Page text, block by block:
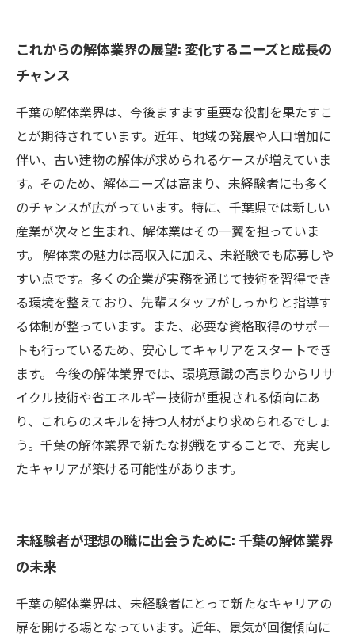
これからの解体業界の展望: 変化するニーズと成長の
チャンス
千葉の解体業界は、今後ますます重要な役割を果たすこ
とが期待されています。近年、地域の発展や人口増加に
伴い、古い建物の解体が求められるケースが増えていま
す。そのため、解体ニーズは高まり、未経験者にも多く
のチャンスが広がっています。特に、千葉県では新しい
産業が次々と生まれ、解体業はその一翼を担っていま
す。 解体業の魅力は高収入に加え、未経験でも応募しや
すい点です。多くの企業が実務を通じて技術を習得でき
る環境を整えており、先輩スタッフがしっかりと指導す
る体制が整っています。また、必要な資格取得のサポー
トも行っているため、安心してキャリアをスタートでき
ます。 今後の解体業界では、環境意識の高まりからリサ
イクル技術や省エネルギー技術が重視される傾向にあ
り、これらのスキルを持つ人材がより求められるでしょ
う。千葉の解体業界で新たな挑戦をすることで、充実し
たキャリアが築ける可能性があります。
未経験者が理想の職に出会うために: 千葉の解体業界
の未来
千葉の解体業界は、未経験者にとって新たなキャリアの
扉を開ける場となっています。近年、景気が回復傾向に